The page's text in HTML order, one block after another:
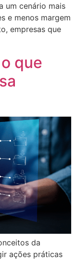
um cenário mais
e menos margem
empresas que
que
da
ações práticas